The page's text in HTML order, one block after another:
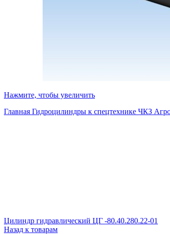
Нажмите, чтобы увеличить
Главная Гидроцилиндры к спецтехнике ЧКЗ
Цилиндр гидравлический ЦГ -80.40.280.22-01
Назад к товарам